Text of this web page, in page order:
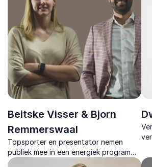
Beitske Visser & Bjorn
Remmerswaal
Topsporter en presentator nemen
publiek mee in een energiek programma
dat mentale kracht, strategie, beleving